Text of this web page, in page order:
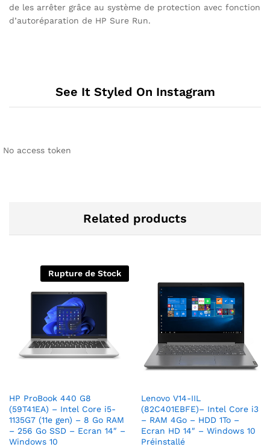
de les arrêter grâce au système de protection avec fonction
d’autoréparation de HP Sure Run.
See It Styled On Instagram
No access token
Related products
Rupture de Stock
HP ProBook 440 G8
(59T41EA) – Intel Core i5-
1135G7 (11e gen) – 8 Go RAM
– 256 Go SSD – Ecran 14″ –
Windows 10
Lenovo V14-IIL
(82C401EBFE)– Intel Core i3
– RAM 4Go – HDD 1To –
Ecran HD 14″ – Windows 10
Préinstallé